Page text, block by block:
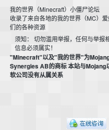
我的世界（Minecraft）小僵尸论坛
收录了来自各地的我的世界（MC）
们的各种资源
须知： 切勿滥用举报，任何与举报
信息必须属实！
"Minecraft"以及"我的世界"为
Synergies AB的商标 本站与Mojang
软公司没有从属关系